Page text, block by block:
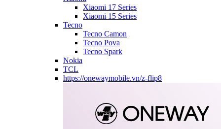
Xiaomi 17 Series
Xiaomi 15 Series
Tecno
Tecno Camon
Tecno Pova
Tecno Spark
Nokia
TCL
https://onewaymobile.vn/z-flip8